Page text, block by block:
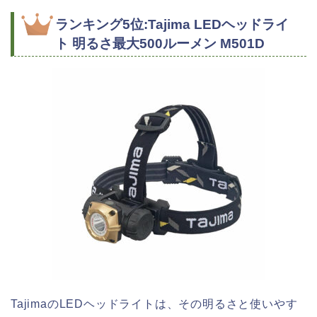
ランキング5位:Tajima LEDヘッドライ
ト 明るさ最大500ルーメン M501D
TajimaのLEDヘッドライトは、その明るさと使いやす